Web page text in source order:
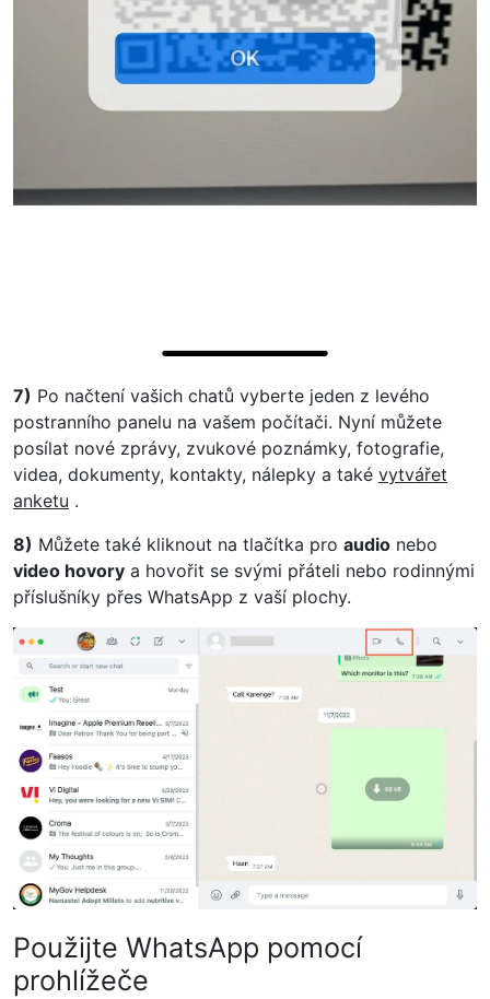
7) Po načtení vašich chatů vyberte jeden z levého
postranního panelu na vašem počítači. Nyní můžete
posílat nové zprávy, zvukové poznámky, fotografie,
videa, dokumenty, kontakty, nálepky a také vytvářet
anketu .
8) Můžete také kliknout na tlačítka pro audio nebo
video hovory a hovořit se svými přáteli nebo rodinnými
příslušníky přes WhatsApp z vaší plochy.
Použijte WhatsApp pomocí
prohlížeče